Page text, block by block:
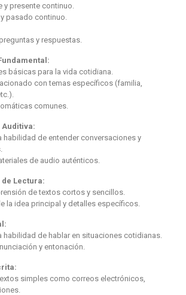
y presente continuo.
pasado continuo.
y respuestas.
básicas para la vida cotidiana.
con temas específicos (familia,
comunes.
Auditiva:
habilidad de entender conversaciones y
de audio auténticos.
Lectura:
de textos cortos y sencillos.
la idea principal y detalles específicos.
habilidad de hablar en situaciones cotidianas.
y entonación.
simples como correos electrónicos,